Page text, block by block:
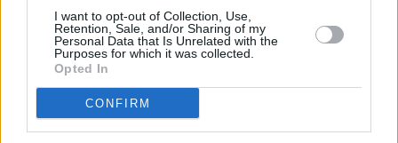
I want to opt-out of Collection, Use,
Retention, Sale, and/or Sharing of my
Personal Data that Is Unrelated with the
Purposes for which it was collected.
Opted In
CONFIRM
Schnittlauch-Butter
Leicht
Käsebutter
Mittel